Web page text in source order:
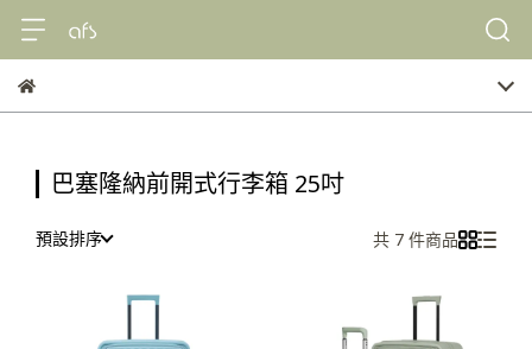
巴塞隆納前開式行李箱 25吋
預設排序 共 7 件商品